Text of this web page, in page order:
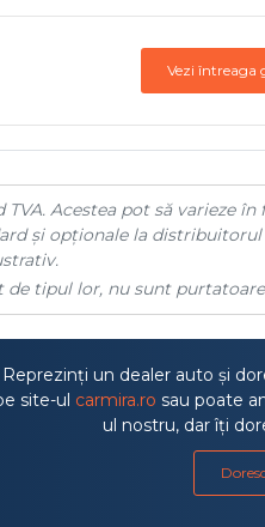
Vezi întreaga
Acestea pot să varieze
și opționale la distribuitorul
tipul lor, nu sunt purtatoare
Reprezinți un dealer auto și
site-ul carmira.ro sau poate
ul nostru, dar îți